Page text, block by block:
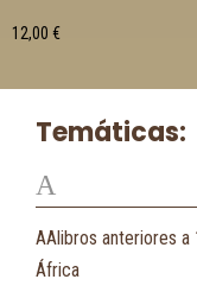
Temáticas:
A
AAlibros anteriores a
África
12,00 €